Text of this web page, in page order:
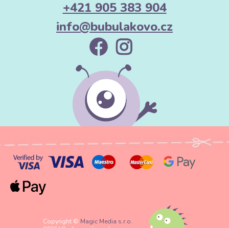
+421 905 383 904
info@bubulakovo.cz
Copyright © Magic Media s.r.o.